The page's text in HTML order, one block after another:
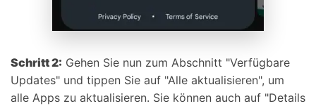
Schritt 2: Gehen Sie nun zum Abschnitt "Verfügbare
Updates" und tippen Sie auf "Alle aktualisieren", um
alle Apps zu aktualisieren. Sie können auch auf "Details